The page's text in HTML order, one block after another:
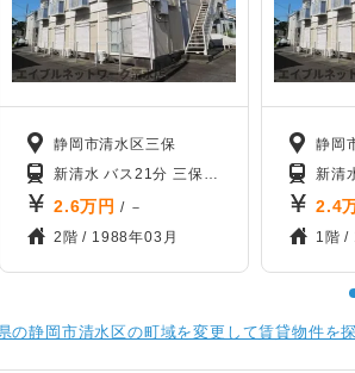
静岡市清水区三保
新清水 バス21分 三保松原入口バス停から徒歩9分
2.6万円 / －
2階 / 1988年03月
静岡
2.4
1階 /
の静岡市清水区の町域を変更して賃貸物件を